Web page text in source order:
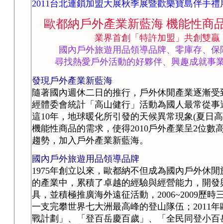
2011台北連鎖加盟大展秋季展暨歡樂寶島伴手禮
歐都納戶外產業新藍海 機能性商
業界首創「特許加盟」共創雙贏
國內戶外旅遊用品領導品牌、零庫存、保
尋找熱愛戶外活動的好夥伴、興趣成就事
發現戶外產業新藍海
隨著國內週休二日的推行，戶外休閒產業逐漸
經體委會統計「高山健行」活動為國人最常從
這10年，地球暖化所引發的天候異常現象(夏日
機能性商品的需求，使得2010戶外產業呈2位數
趨勢，加入戶外產業新藍海。
國內戶外旅遊用品領導品牌
1975年創立以來，歐都納不但成為國內戶外休
的產業中，累積了卓越的經驗與經營能力，開
具，並積極推廣海外遠征活動，2006~2009歷
一支完攀世界七大洲最高峰的登山隊伍；2011
戰計劃」、「登百岳慶百歲」、「全民同登小